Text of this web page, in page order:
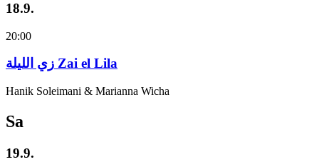
18.9.
20:00
زي‌ اللیلة Zai el Lila
Hanik Soleimani & Marianna Wicha
Sa
19.9.